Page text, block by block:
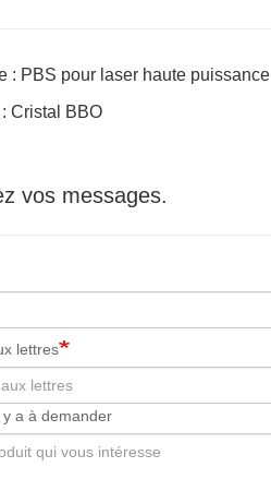
: PBS pour laser haute puissance
Cristal BBO
vos messages.
lettres
y a à demander